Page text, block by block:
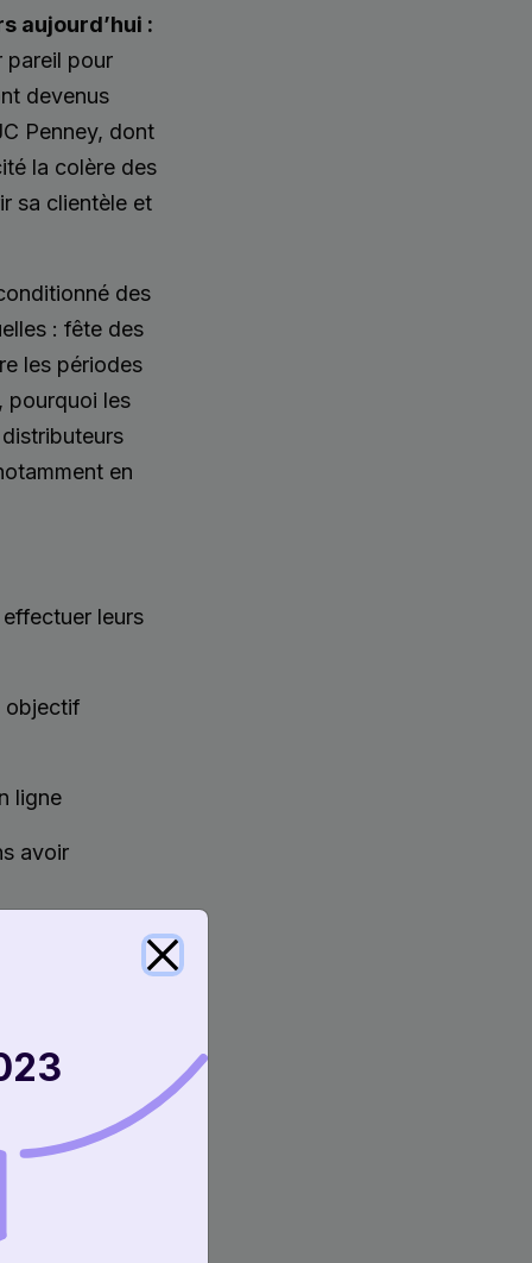
aujourd’hui :
pareil pour
devenus
Penney, dont
la colère des
sa clientèle et
des
: fête des
les périodes
pourquoi les
en
leurs
objectif
ligne
avoir
les frais
aux
une